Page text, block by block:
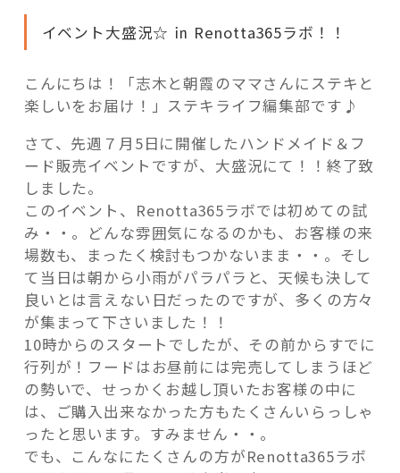
コーディネーター紹介
これからの暮らし 住み替え相談
記事検索
ト
盛
況
に
終
了！
た
く
さ
ん
の
皆
さ
ん
の
ご
来
場、
あ
イベント大盛況☆ ㏌ Renotta365ラボ！！
こんにちは！「志木と朝霞のママさんにステキと
楽しいをお届け！」ステキライフ編集部です♪
さて、先週７月5日に開催したハンドメイド＆フ
ード販売イベントですが、大盛況にて！！終了致
しました。
このイベント、Renotta365ラボでは初めての試
み・・。どんな雰囲気になるのかも、お客様の来
場数も、まったく検討もつかないまま・・。そし
て当日は朝から小雨がパラパラと、天候も決して
良いとは言えない日だったのですが、多くの方々
が集まって下さいました！！
10時からのスタートでしたが、その前からすでに
行列が！フードはお昼前には完売してしまうほど
の勢いで、せっかくお越し頂いたお客様の中に
は、ご購入出来なかった方もたくさんいらっしゃ
ったと思います。すみません・・。
でも、こんなにたくさんの方がRenotta365ラボ